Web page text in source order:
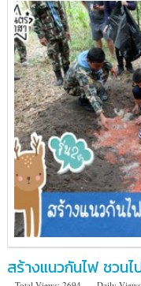
สร้างแนวกันไฟ ชวน